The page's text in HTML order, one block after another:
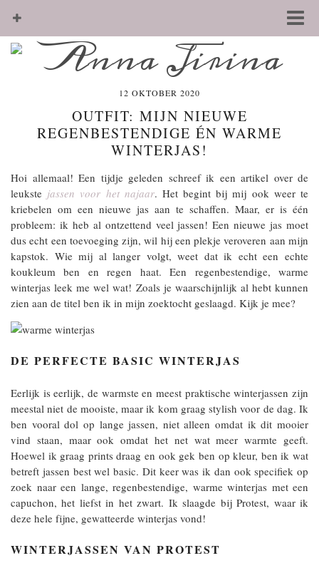
12 OKTOBER 2020
OUTFIT: MIJN NIEUWE
REGENBESTENDIGE ÉN WARME
WINTERJAS!
Hoi allemaal! Een tijdje geleden schreef ik een artikel over de
leukste jassen voor het najaar. Het begint bij mij ook weer te
kriebelen om een nieuwe jas aan te schaffen. Maar, er is één
probleem: ik heb al ontzettend veel jassen! Een nieuwe jas moet
dus echt een toevoeging zijn, wil hij een plekje veroveren aan mijn
kapstok. Wie mij al langer volgt, weet dat ik echt een echte
koukleum ben en regen haat. Een regenbestendige, warme
winterjas leek me wel wat! Zoals je waarschijnlijk al hebt kunnen
zien aan de titel ben ik in mijn zoektocht geslaagd. Kijk je mee?
DE PERFECTE BASIC WINTERJAS
Eerlijk is eerlijk, de warmste en meest praktische winterjassen zijn
meestal niet de mooiste, maar ik kom graag stylish voor de dag. Ik
ben vooral dol op lange jassen, niet alleen omdat ik dit mooier
vind staan, maar ook omdat het net wat meer warmte geeft.
Hoewel ik graag prints draag en ook gek ben op kleur, ben ik wat
betreft jassen best wel basic. Dit keer was ik dan ook specifiek op
zoek naar een lange, regenbestendige, warme winterjas met een
capuchon, het liefst in het zwart. Ik slaagde bij Protest, waar ik
deze hele fijne, gewatteerde winterjas vond!
WINTERJASSEN VAN PROTEST